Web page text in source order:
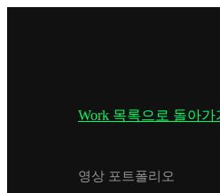
Work 목록으로 돌아가
영상 포트폴리오